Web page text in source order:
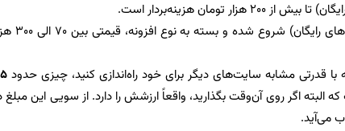
، بسته به نیاز سایت از ۰ (افزونه‌های رایگان) شروع شده و
البته اگر روی آن‌وقت بگذارید، واقعاً ارزشش را دارد. از سویی این مبلغ